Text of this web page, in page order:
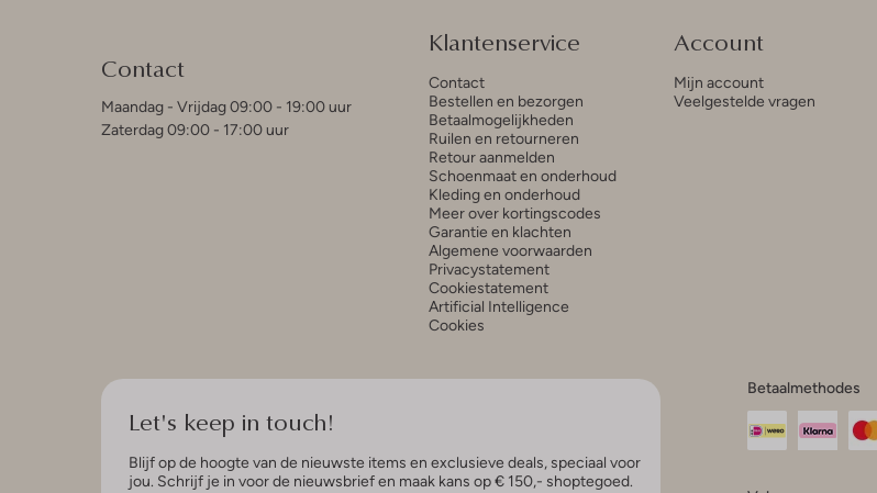
Contact
Maandag - Vrijdag 09:00 - 19:00 uur
Zaterdag 09:00 - 17:00 uur
Klantenservice
Contact
Bestellen en bezorgen
Betaalmogelijkheden
Ruilen en retourneren
Retour aanmelden
Schoenmaat en onderhoud
Kleding en onderhoud
Meer over kortingscodes
Garantie en klachten
Algemene voorwaarden
Privacystatement
Cookiestatement
Artificial Intelligence
Cookies
Account
Mijn account
Veelgestelde vragen
Let's keep in touch!
Blijf op de hoogte van de nieuwste items en exclusieve deals, speciaal voor
jou. Schrijf je in voor de nieuwsbrief en maak kans op € 150,- shoptegoed.
Betaalmethodes